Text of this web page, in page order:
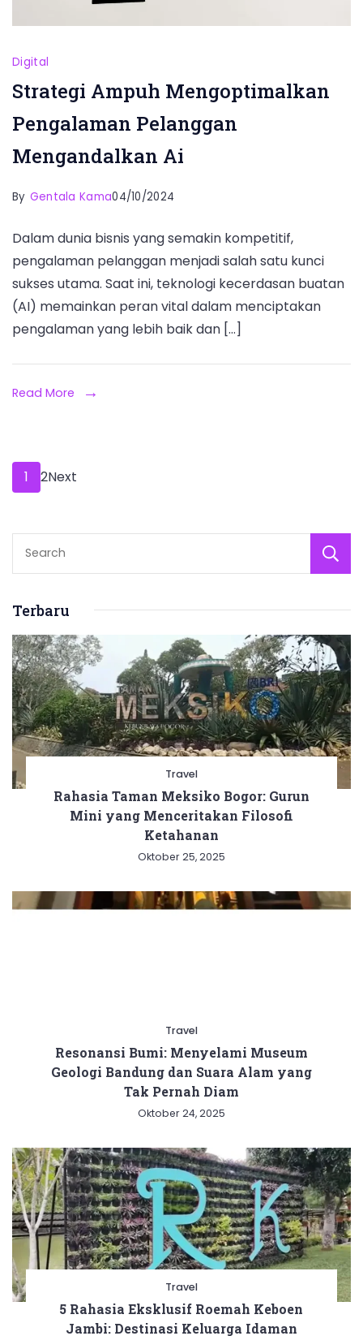
Digital
Strategi Ampuh Mengoptimalkan
Pengalaman Pelanggan
Mengandalkan Ai
By Gentala Kama04/10/2024
Dalam dunia bisnis yang semakin kompetitif,
pengalaman pelanggan menjadi salah satu kunci
sukses utama. Saat ini, teknologi kecerdasan buatan
(AI) memainkan peran vital dalam menciptakan
pengalaman yang lebih baik dan […]
Read More
Paginasi
Page
1 Page
2Next
Terbaru
Travel
Rahasia Taman Meksiko Bogor: Gurun
Mini yang Menceritakan Filosofi
Ketahanan
Oktober 25, 2025
Travel
Resonansi Bumi: Menyelami Museum
Geologi Bandung dan Suara Alam yang
Tak Pernah Diam
Oktober 24, 2025
Travel
5 Rahasia Eksklusif Roemah Keboen
Jambi: Destinasi Keluarga Idaman